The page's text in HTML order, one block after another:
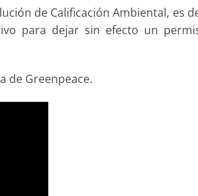
de Calificación Ambiental, es
para dejar sin efecto un
de Greenpeace.